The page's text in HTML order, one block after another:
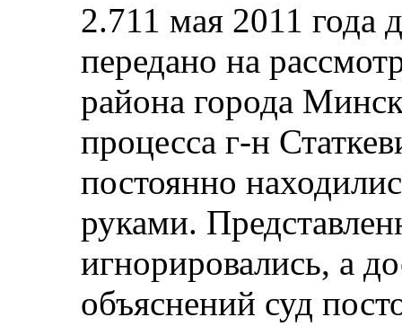
2.711 мая 2011 года
передано на
района города
процесса г-н
постоянно
руками.
игнорировались, а
объяснений суд